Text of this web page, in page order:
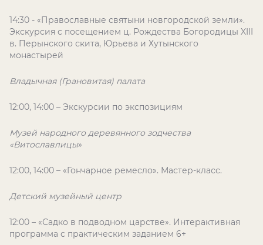
14:30 - «Православные святыни новгородской земли».
Экскурсия с посещением ц. Рождества Богородицы XIII
в. Перынского скита, Юрьева и Хутынского
монастырей
Владычная (Грановитая) палата
12:00, 14:00 – Экскурсии по экспозициям
Музей народного деревянного зодчества
«Витославлицы»
12:00, 14:00 – «Гончарное ремесло». Мастер-класс.
Детский музейный центр
12:00 – «Садко в подводном царстве». Интерактивная
программа с практическим заданием 6+